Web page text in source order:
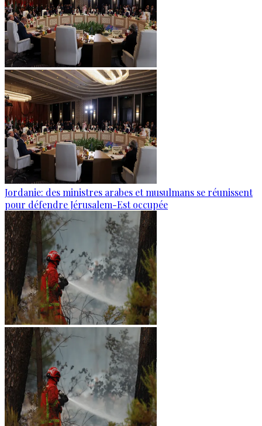
Jordanie: des ministres arabes et musulmans se réunissent
pour défendre Jérusalem-Est occupée